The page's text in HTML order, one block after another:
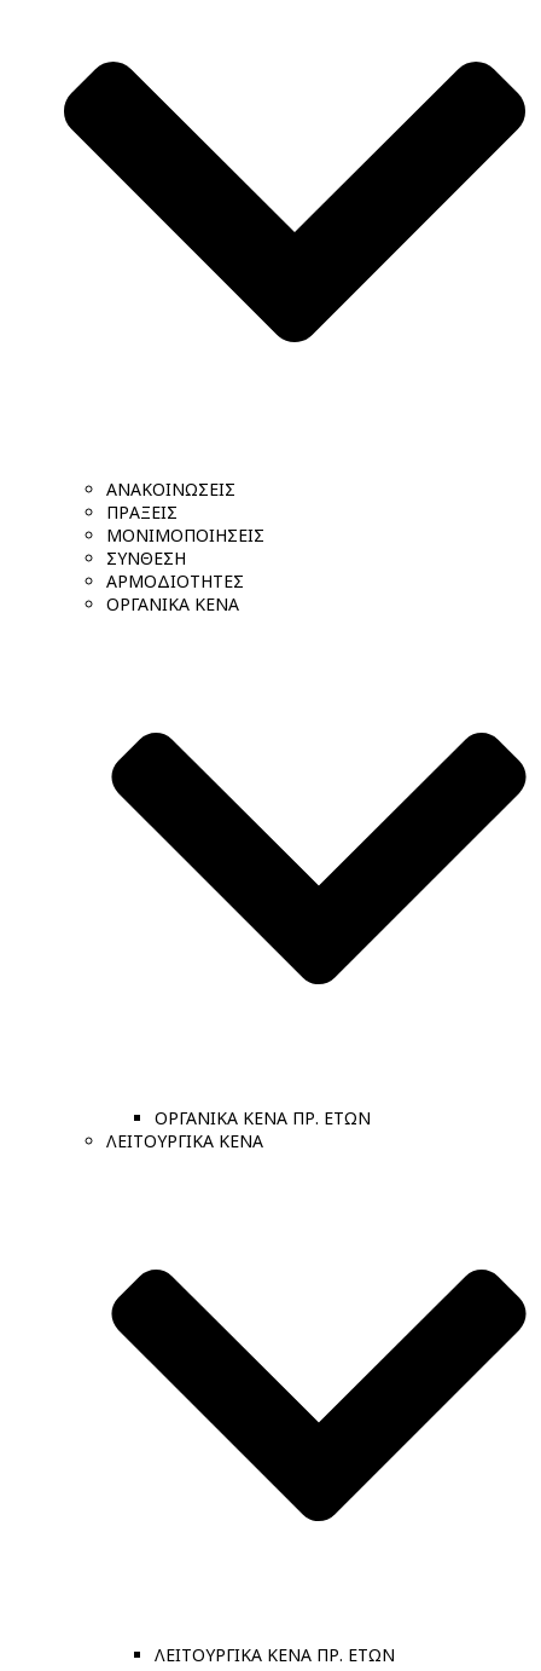
ΑΝΑΚΟΙΝΩΣΕΙΣ
ΠΡΑΞΕΙΣ
ΜΟΝΙΜΟΠΟΙΗΣΕΙΣ
ΣΥΝΘΕΣΗ
ΑΡΜΟΔΙΟΤΗΤΕΣ
ΟΡΓΑΝΙΚΑ ΚΕΝΑ
ΟΡΓΑΝΙΚΑ ΚΕΝΑ ΠΡ. ΕΤΩΝ
ΛΕΙΤΟΥΡΓΙΚΑ ΚΕΝΑ
ΛΕΙΤΟΥΡΓΙΚΑ ΚΕΝΑ ΠΡ. ΕΤΩΝ